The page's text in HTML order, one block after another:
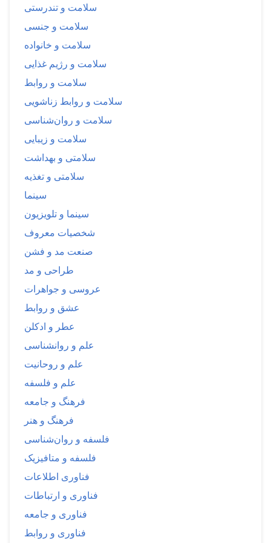
سلامت و تندرستی
سلامت و جنسی
سلامت و خانواده
سلامت و رژیم غذایی
سلامت و روابط
سلامت و روابط زناشویی
سلامت و روان‌شناسی
سلامت و زیبایی
سلامتی و بهداشت
سلامتی و تغذیه
سینما
سینما و تلویزیون
شخصیات معروف
صنعت مد و فشن
طراحی و مد
عروسی و جواهرات
عشق و روابط
عطر و ادکلن
علم و روانشناسی
علم و روحانیت
علم و فلسفه
فرهنگ و جامعه
فرهنگ و هنر
فلسفه و روان‌شناسی
فلسفه و متافیزیک
فناوری اطلاعات
فناوری و ارتباطات
فناوری و جامعه
فناوری و روابط